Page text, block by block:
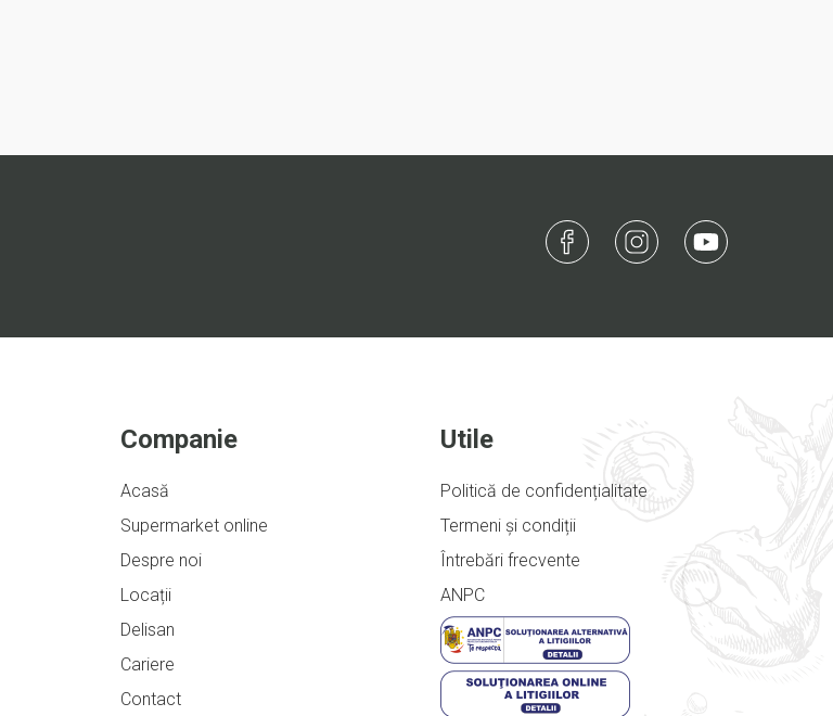
Companie
Acasă
Supermarket online
Despre noi
Locații
Delisan
Cariere
Contact
Utile
Politică de confidențialitate
Termeni și condiții
Întrebări frecvente
ANPC